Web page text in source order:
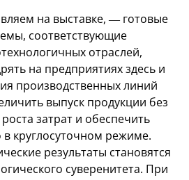
на выставке, — готовые
соответствующие
отраслей,
на предприятиях здесь и
производственных линий
выпуск продукции без
затрат и обеспечить
в круглосуточном режиме.
результаты становятся
суверенитета. При